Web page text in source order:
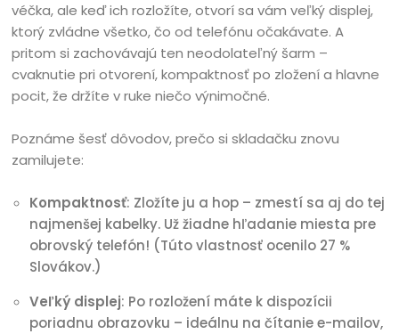
véčka, ale keď ich rozložíte, otvorí sa vám veľký displej,
ktorý zvládne všetko, čo od telefónu očakávate. A
pritom si zachovávajú ten neodolateľný šarm –
cvaknutie pri otvorení, kompaktnosť po zložení a hlavne
pocit, že držíte v ruke niečo výnimočné.
Poznáme šesť dôvodov, prečo si skladačku znovu
zamilujete:
Kompaktnosť: Zložíte ju a hop – zmestí sa aj do tej
najmenšej kabelky. Už žiadne hľadanie miesta pre
obrovský telefón! (Túto vlastnosť ocenilo 27 %
Slovákov.)
Veľký displej: Po rozložení máte k dispozícii
poriadnu obrazovku – ideálnu na čítanie e-mailov,